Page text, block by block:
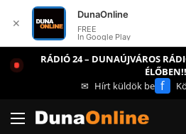
RÁDIÓ 24 – DUNAÚJVÁROS
ÉLŐBEN!!
✉ Hírt küldök be f
Menü
✕
DunaOnline
FREE
In Google Play